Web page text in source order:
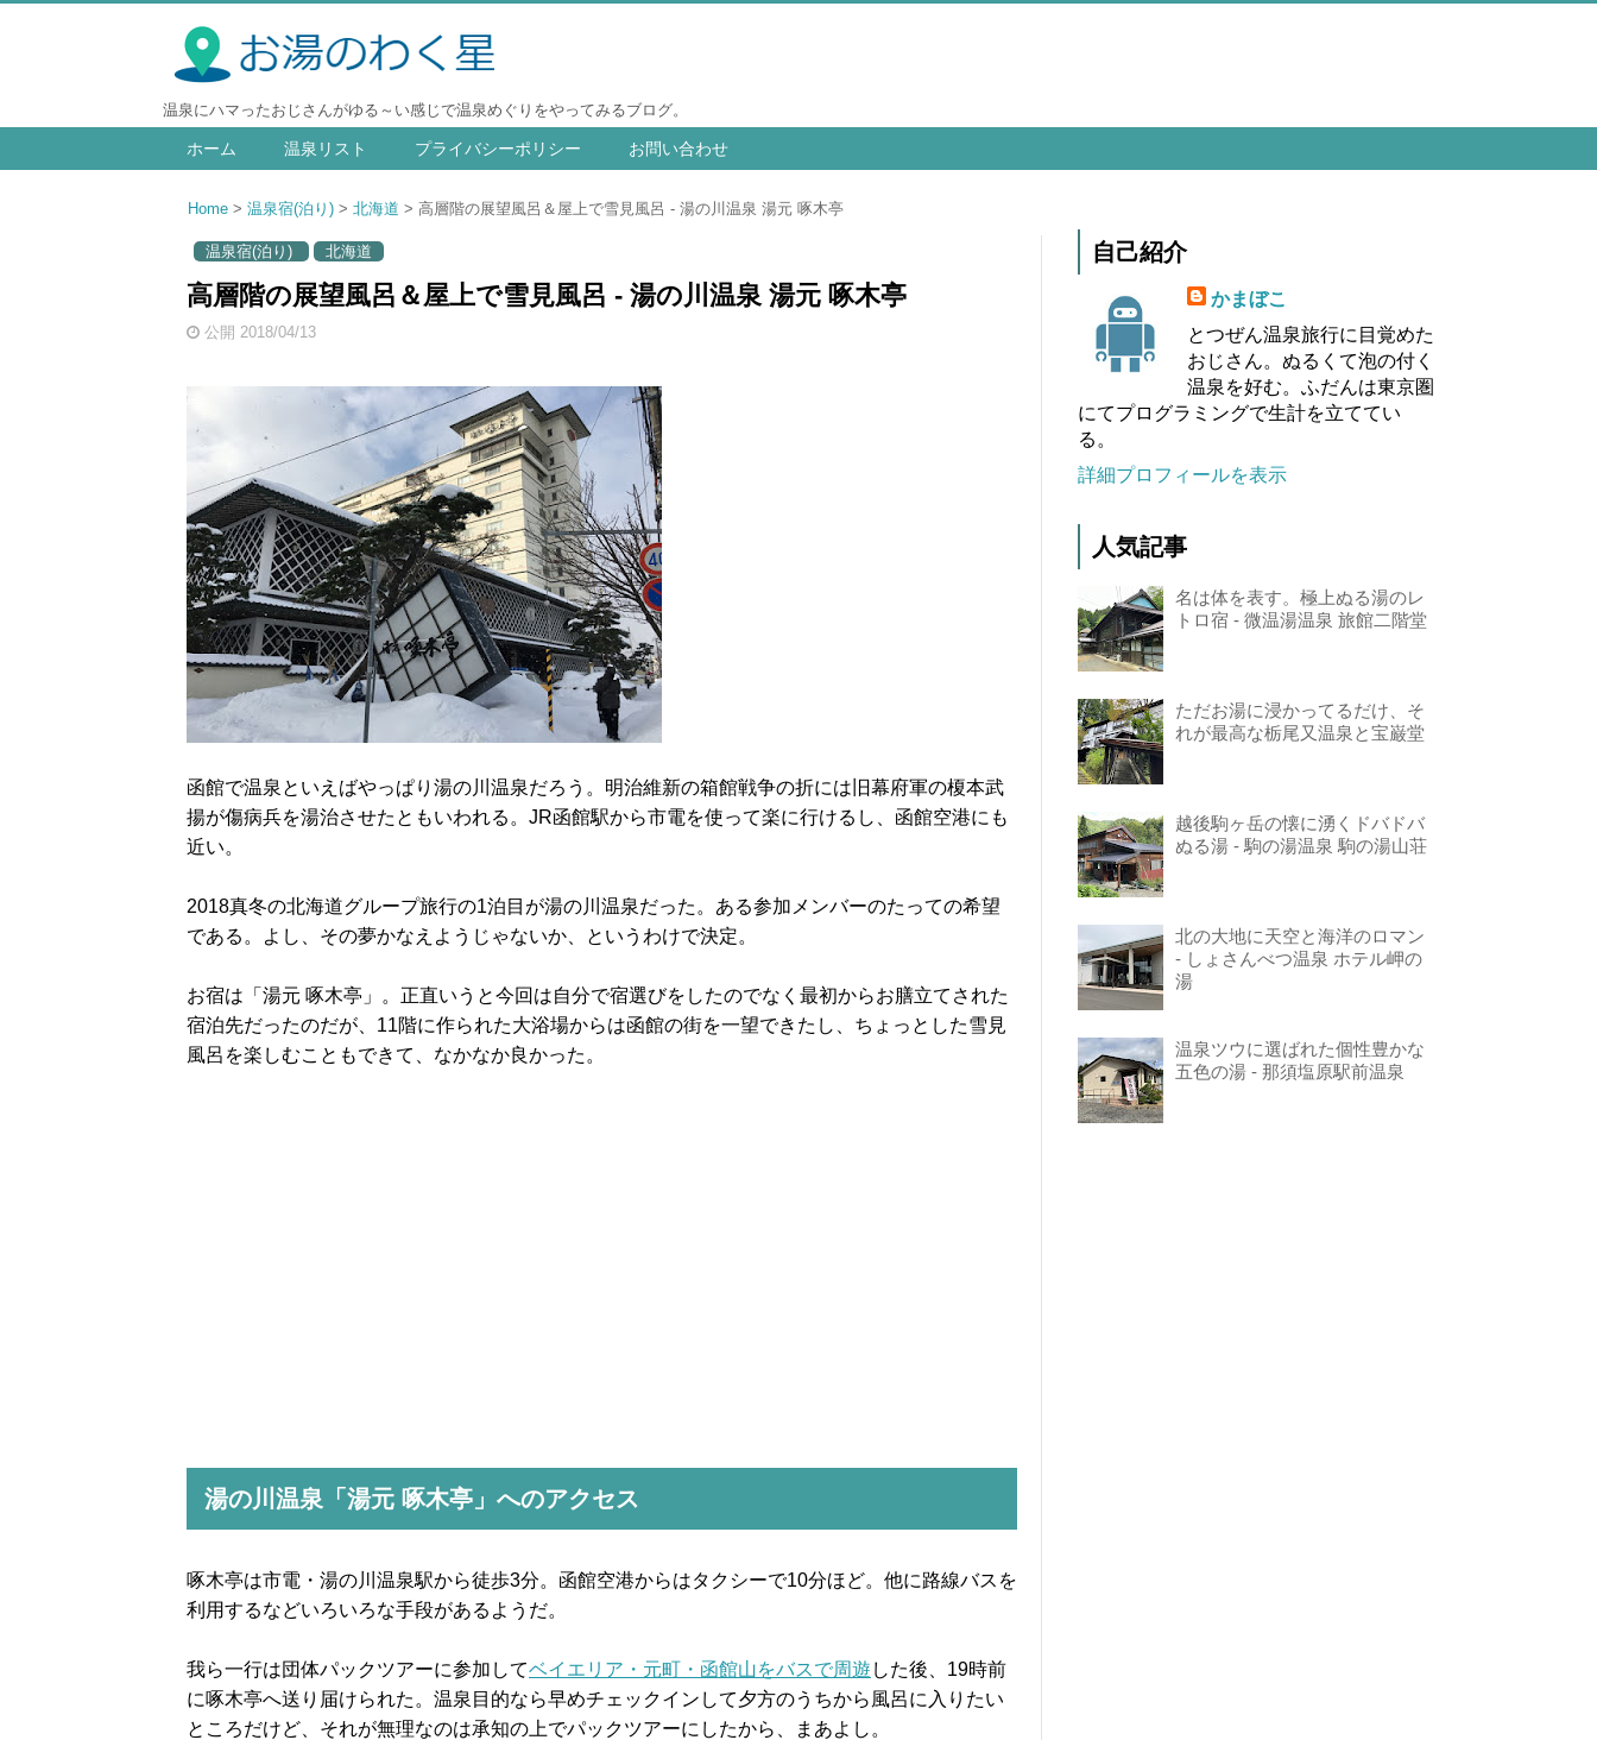
温泉にハマったおじさんがゆる～い感じで温泉めぐりをやってみるブログ。
ホーム 温泉リスト プライバシーポリシー お問い合わせ
Home 温泉宿(泊り) 北海道 高層階の展望風呂＆屋上で雪見風呂 - 湯の川温泉 湯元 啄木亭
温泉宿(泊り) 北海道
高層階の展望風呂＆屋上で雪見風呂 - 湯の川温泉 湯元 啄木亭
公開 2018/04/13
函館で温泉といえばやっぱり湯の川温泉だろう。明治維新の箱館戦争の折には旧幕府軍の榎本武
揚が傷病兵を湯治させたともいわれる。JR函館駅から市電を使って楽に行けるし、函館空港にも
近い。
2018真冬の北海道グループ旅行の1泊目が湯の川温泉だった。ある参加メンバーのたっての希望
である。よし、その夢かなえようじゃないか、というわけで決定。
お宿は「湯元 啄木亭」。正直いうと今回は自分で宿選びをしたのでなく最初からお膳立てされた
宿泊先だったのだが、11階に作られた大浴場からは函館の街を一望できたし、ちょっとした雪見
風呂を楽しむこともできて、なかなか良かった。
湯の川温泉「湯元 啄木亭」へのアクセス
啄木亭は市電・湯の川温泉駅から徒歩3分。函館空港からはタクシーで10分ほど。他に路線バスを
利用するなどいろいろな手段があるようだ。
我ら一行は団体パックツアーに参加してベイエリア・元町・函館山をバスで周遊 した後、19時前
に啄木亭へ送り届けられた。温泉目的なら早めチェックインして夕方のうちから風呂に入りたい
ところだけど、それが無理なのは承知の上でパックツアーにしたから、まあよし。
自己紹介
かまぼこ
とつぜん温泉旅行に目覚めた
おじさん。ぬるくて泡の付く
温泉を好む。ふだんは東京圏
にてプログラミングで生計を立ててい
る。
詳細プロフィールを表示
人気記事
名は体を表す。極上ぬる湯のレ
トロ宿 - 微温湯温泉 旅館二階堂
ただお湯に浸かってるだけ、そ
れが最高な栃尾又温泉と宝巌堂
越後駒ヶ岳の懐に湧くドバドバ
ぬる湯 - 駒の湯温泉 駒の湯山荘
北の大地に天空と海洋のロマン
- しょさんべつ温泉 ホテル岬の
湯
温泉ツウに選ばれた個性豊かな
五色の湯 - 那須塩原駅前温泉